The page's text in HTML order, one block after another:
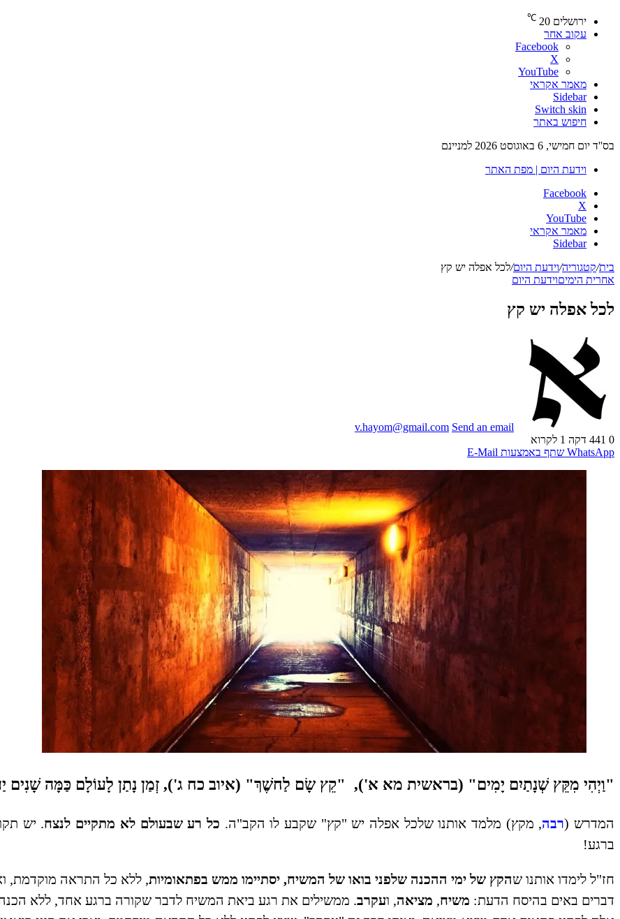
ירושלים 20
℃
עקוב אחר
Facebook
X
YouTube
מאמר אקראי
Sidebar
Switch skin
חיפוש באתר
בס''ד יום חמישי, 6 באוגוסט 2026 למניינם
וידעת היום | מפת האתר
Facebook
X
YouTube
מאמר אקראי
Sidebar
בית/קטגוריה/וידעת היום/לכל אפלה יש קץ
אחרית הימיםוידעת היום
לכל אפלה יש קץ
v.hayom@gmail.com Send an email
0
דקה 1 לקרוא
WhatsApp שתף באמצעות E-Mail
"וַיְהִי מִקֵּץ שְׁנָתַיִם יָמִים" (בראשית מא א'), "קֵץ שָׂם לַחשֶׁךְ" (איוב כח ג'), זְמַן נָתַן לָעוֹלָם כַּמָּה
המדרש (רבה, מקץ) מלמד אותנו שלכל אפלה יש "קץ" שקבע לו הקב"ה. כל רע שבעולם לא מתקיים לנצח. יש
ברגע!
חז"ל לימדו אותנו שהקץ שלימי ההכנה שלפני בואו של המשיח, יסתיימו ממש בפתאומיות, ללא כל התראה מוקדמת,
דברים באים בהיסח הדעת: משיח, מציאה, ועקרב. ממשילים את רגע ביאת המשיח לדבר שקורה ברגע אחד, ללא